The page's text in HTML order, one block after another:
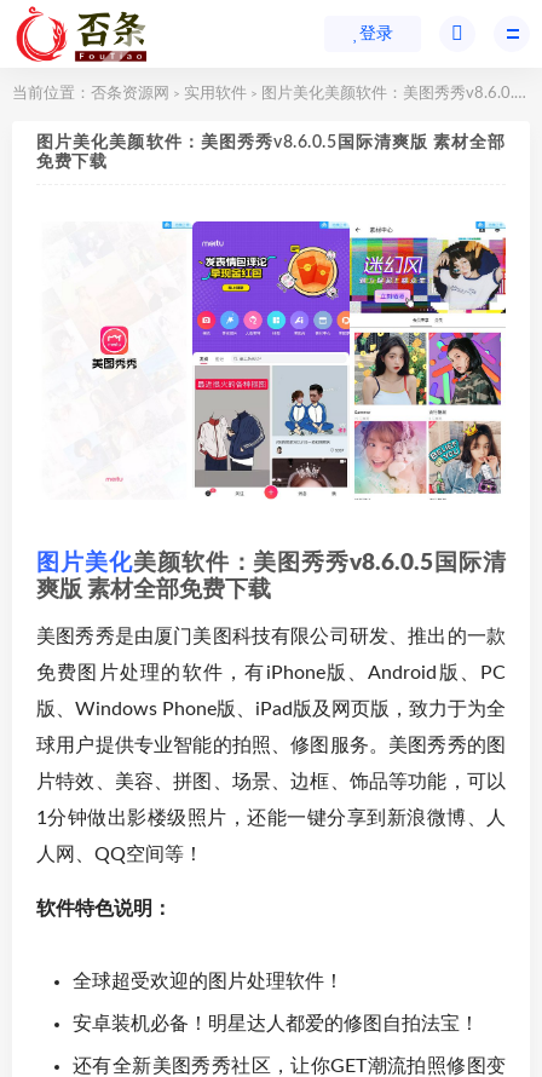
登录
当前位置： 否条资源网 > 实用软件 > 图片美化美颜软件：美图秀秀v8.6.0.5国际清爽版 素材全部免费下载
图片美化美颜软件：美图秀秀v8.6.0.5国际清爽版 素材全部
免费下载
图片美化美颜软件：美图秀秀v8.6.0.5国际清
爽版 素材全部免费下载
美图秀秀是由厦门美图科技有限公司研发、推出的一款
免费图片处理的软件，有iPhone版、Android版、PC
版、Windows Phone版、iPad版及网页版，致力于为全
球用户提供专业智能的拍照、修图服务。美图秀秀的图
片特效、美容、拼图、场景、边框、饰品等功能，可以
1分钟做出影楼级照片，还能一键分享到新浪微博、人
人网、QQ空间等！
软件特色说明：
全球超受欢迎的图片处理软件！
安卓装机必备！明星达人都爱的修图自拍法宝！
还有全新美图秀秀社区，让你GET潮流拍照修图变